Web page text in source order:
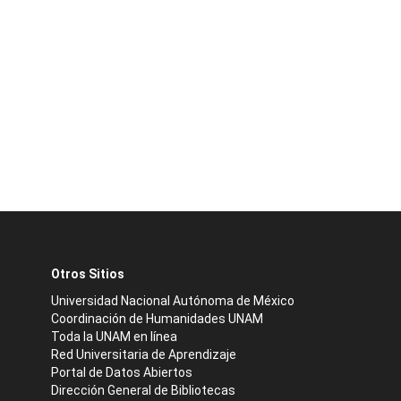
Otros Sitios
Universidad Nacional Autónoma de México
Coordinación de Humanidades UNAM
Toda la UNAM en línea
Red Universitaria de Aprendizaje
Portal de Datos Abiertos
Dirección General de Bibliotecas